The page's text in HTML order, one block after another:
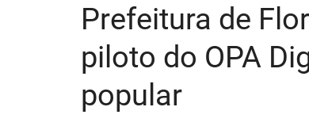
Prefeitura de
piloto do OPA
popular